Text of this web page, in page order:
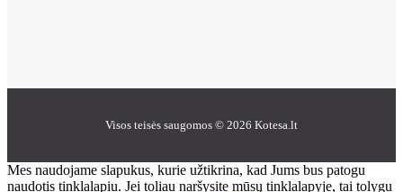
Visos teisės saugomos © 2026 Kotesa.lt
Mes naudojame slapukus, kurie užtikrina, kad Jums bus patogu
naudotis tinklalapiu. Jei toliau naršysite mūsų tinklalapyje, tai tolygu